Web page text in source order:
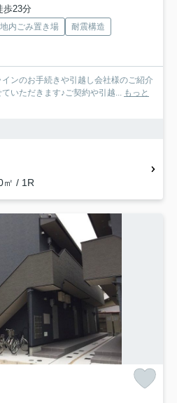
歩23分
内ごみ置き場
耐震構造
ンのお手続きや引越し会社様のご紹介
いただきます♪ご契約や引越... もっと
㎡ / 1R